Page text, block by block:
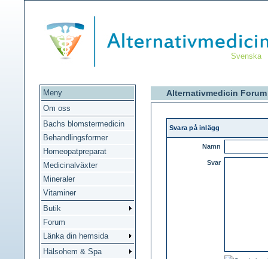
Svenska
Meny
Om oss
Bachs blomstermedicin
Behandlingsformer
Homeopatpreparat
Medicinalväxter
Mineraler
Vitaminer
Butik
Forum
Länka din hemsida
Hälsohem & Spa
Alternativmedicin Forum
Svara på inlägg
Namn
Svar